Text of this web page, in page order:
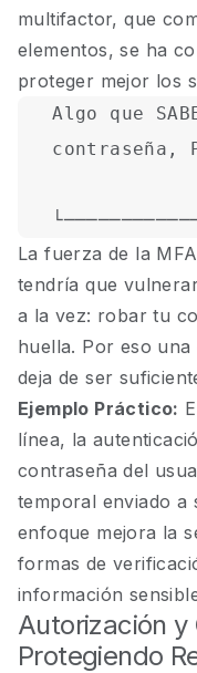
multifactor, que
elementos, se ha
proteger mejor los
Algo que
contraseña,
La fuerza de la
tendría que
a la vez: robar tu
huella. Por eso
deja de ser
Ejemplo Práctico:
línea, la
contraseña del
temporal enviado a
enfoque mejora la
formas de
información
Autorización
Protegiendo